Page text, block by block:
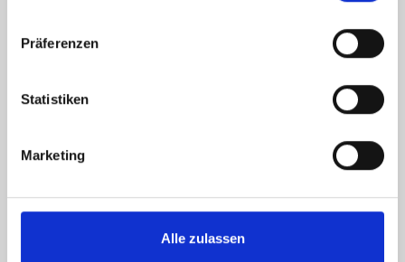
Präferenzen
Statistiken
Marketing
Alle zulassen
Energieausweis Ausstelldatum
2023-11-20